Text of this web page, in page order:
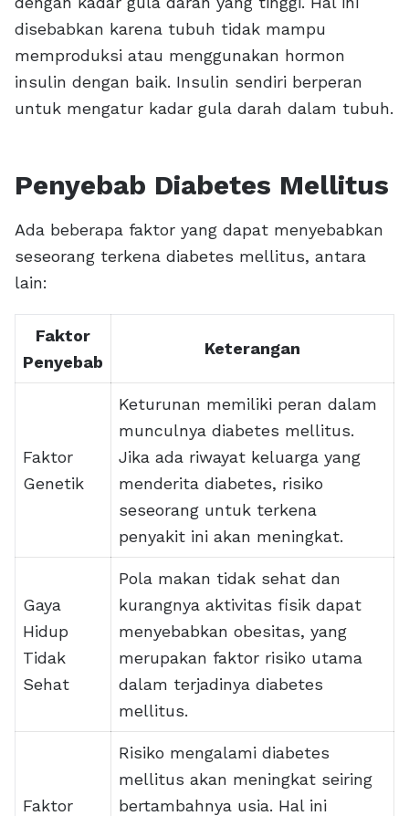
disebabkan karena tubuh tidak mampu
memproduksi atau menggunakan hormon
insulin dengan baik. Insulin sendiri berperan
untuk mengatur kadar gula darah dalam tubuh.
Penyebab Diabetes Mellitus
Ada beberapa faktor yang dapat menyebabkan
seseorang terkena diabetes mellitus, antara
lain:
Faktor
Penyebab
Keterangan
Faktor
Genetik
Keturunan memiliki peran dalam
munculnya diabetes mellitus.
Jika ada riwayat keluarga yang
menderita diabetes, risiko
seseorang untuk terkena
penyakit ini akan meningkat.
Gaya
Hidup
Tidak
Sehat
Pola makan tidak sehat dan
kurangnya aktivitas fisik dapat
menyebabkan obesitas, yang
merupakan faktor risiko utama
dalam terjadinya diabetes
mellitus.
Faktor
Risiko mengalami diabetes
mellitus akan meningkat seiring
bertambahnya usia. Hal ini